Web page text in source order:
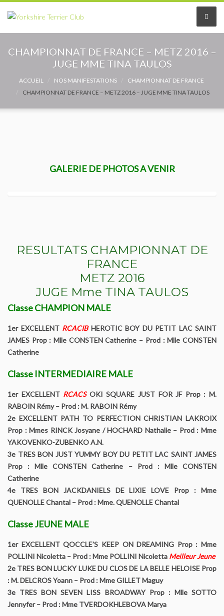
Les délégués
Le règlement intérieur
Le standard et les points de non confirmation
La morphologie en images
La formule dentaire
Parlons texture et couleur
Conseils de toilettage
Le Biewer
Points de Non Confirmation du BT
Faire confirmer votre Biewer
Dépistage radiographique – Rotules- Cotations et Tan Biewer
Terrier
CHAMPIONNAT DE FRANCE – METZ 2016 –
JUGE MME TINA TAULOS
ACCUEIL NOS MANIFESTATIONS
CHAMPIONNAT DE FRANCE
CHAMPIONNAT DE FRANCE – METZ 2016 – JUGE MME TINA TAULOS
GALERIE DE PHOTOS A VENIR
RESULTATS CHAMPIONNAT DE
FRANCE
METZ 2016
JUGE Mme TINA TAULOS
Classe CHAMPION MALE
1er EXCELLENT RCACIBHEROTIC BOY DU PETIT LAC SAINT
JAMES Prop : Mlle CONSTEN Catherine – Prod : Mlle CONSTEN
Catherine
Classe INTERMEDIAIRE MALE
1er EXCELLENT RCACSOKI SQUARE JUST FOR JF Prop : M.
RABOIN Rémy – Prod : M. RABOIN Rémy
2e EXCELLENT PATH TO PERFECTION CHRISTIAN LAKROIX
Prop : Mmes RINCK Josyane / HOCHARD Nathalie – Prod : Mme
YAKOVENKO-ZUBENKO A.N.
3e TRES BON JUST YUMMY BOY DU PETIT LAC SAINT JAMES
Prop : Mlle CONSTEN Catherine – Prod : Mlle CONSTEN
Catherine
4e TRES BON JACKDANIELS DE LIXIE LOVE Prop : Mme
QUENOLLE Chantal – Prod : Mme. QUENOLLE Chantal
Classe JEUNE MALE
1er EXCELLENT QOCCLE’S KEEP ON DREAMING Prop : Mme
POLLINI Nicoletta – Prod : Mme POLLINI Nicoletta Meilleur Jeune
2e TRES BON LUCKY LUKE DU CLOS DE LA BELLE HELOISE Prop
: M. DELCROS Yoann – Prod : Mme GILLET Maguy
3e TRES BON SEVEN LISS BROADWAY Prop : Mlle SOTTO
Jennyfer – Prod : Mme TVERDOKHLEBOVA Marya